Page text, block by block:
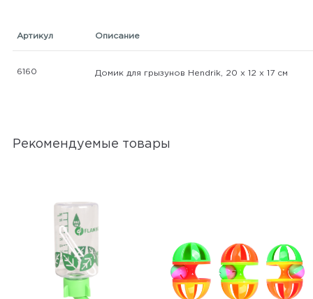
Артикул Описание
6160 Домик для грызунов Hendrik, 20 х 12 х 17 см
Рекомендуемые товары